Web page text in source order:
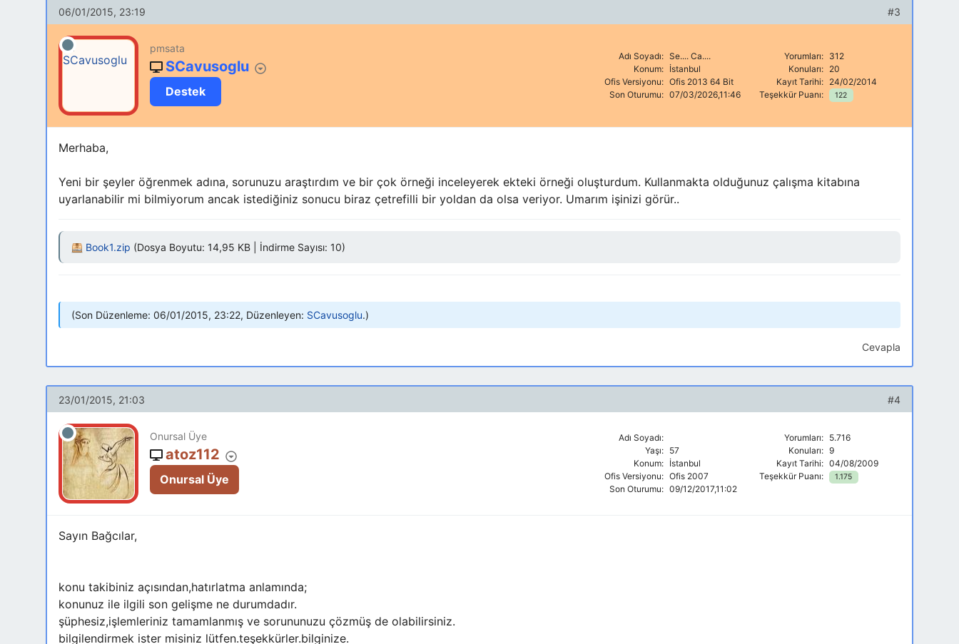
06/01/2015, 23:19 #3
pmsata
SCavusoglu
Destek
Adı Soyadı: Se.... Ca....
Konum: İstanbul
Ofis Versiyonu: Ofis 2013 64 Bit
Son Oturumu: 07/03/2026,11:46
Yorumları: 312
Konuları: 20
Kayıt Tarihi: 24/02/2014
Teşekkür Puanı:
122
Merhaba,
Yeni bir şeyler öğrenmek adına, sorunuzu araştırdım ve bir çok örneği inceleyerek ekteki örneği oluşturdum. Kullanmakta olduğunuz çalışma kitabına
uyarlanabilir mi bilmiyorum ancak istediğiniz sonucu biraz çetrefilli bir yoldan da olsa veriyor. Umarım işinizi görür..
Book1.zip (Dosya Boyutu: 14,95 KB | İndirme Sayısı: 10)
Son Düzenleme: 06/01/2015, 23:22, Düzenleyen: SCavusoglu.
Cevapla
23/01/2015, 21:03 #4
Onursal Üye
atoz112
Onursal Üye
Adı Soyadı:
Yaşı: 57
Konum: İstanbul
Ofis Versiyonu: Ofis 2007
Son Oturumu: 09/12/2017,11:02
Yorumları: 5.716
Konuları: 9
Kayıt Tarihi: 04/08/2009
Teşekkür Puanı:
1.175
Sayın Bağcılar,
konu takibiniz açısından,hatırlatma anlamında;
konunuz ile ilgili son gelişme ne durumdadır.
şüphesiz,işlemleriniz tamamlanmış ve sorununuzu çözmüş de olabilirsiniz.
bilgilendirmek ister misiniz lütfen.teşekkürler.bilginize.